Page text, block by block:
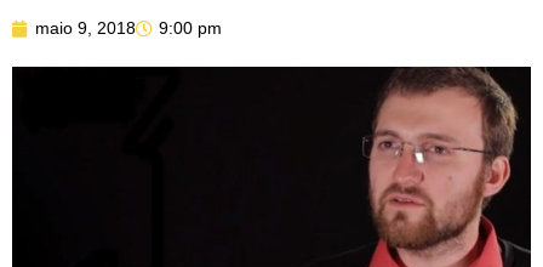
maio 9, 2018 9:00 pm